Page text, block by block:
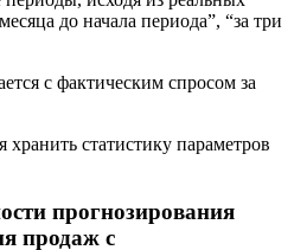
до начала периода”, “за три
с фактическим спросом за
хранить статистику параметров
прогнозирования
продаж с